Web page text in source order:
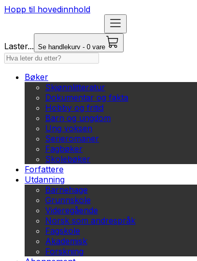
Hopp til hovedinnhold
Laster... Se handlekurv - 0 vare
Bøker
Skjønnlitteratur
Dokumentar og fakta
Hobby og fritid
Barn og ungdom
Ung voksen
Serieromaner
Fagbøker
Skolebøker
Forfattere
Utdanning
Barnehage
Grunnskole
Videregående
Norsk som andrespråk
Fagskole
Akademisk
Forskning